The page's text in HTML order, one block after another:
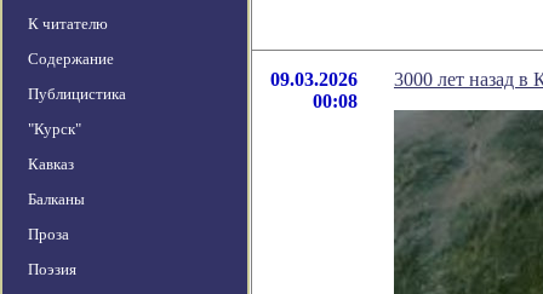
К читателю
Содержание
Публицистика
"Курск"
Кавказ
Балканы
Проза
Поэзия
09.03.2026
00:08
3000 лет назад в